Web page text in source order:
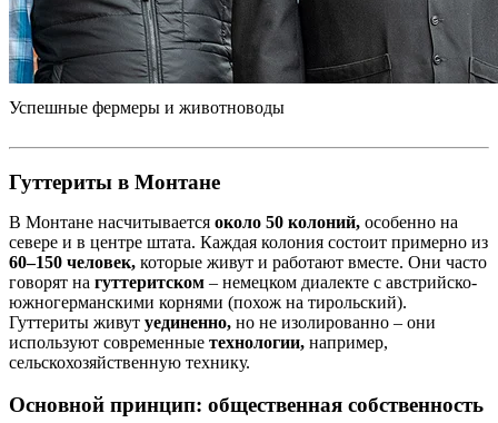
Успешные фермеры и животноводы
Гуттериты в Монтане
В Монтане насчитывается около 50 колоний, особенно на
севере и в центре штата. Каждая колония состоит примерно из
60–150 человек, которые живут и работают вместе. Они часто
говорят на гуттеритском – немецком диалекте с австрийско-
южногерманскими корнями (похож на тирольский).
Гуттериты живут уединенно, но не изолированно – они
используют современные технологии, например,
сельскохозяйственную технику.
Основной принцип: общественная собственность